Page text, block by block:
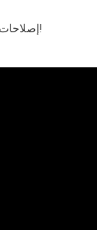
إصلاحات شاشة سوداء من سامسونج موضحة أدناه!